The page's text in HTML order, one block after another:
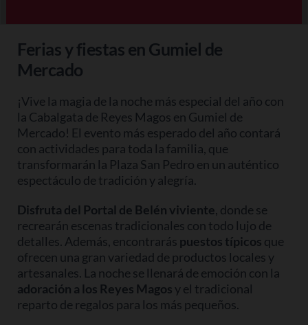
Ferias y fiestas en Gumiel de
Mercado
¡Vive la magia de la noche más especial del año con
la Cabalgata de Reyes Magos en Gumiel de
Mercado! El evento más esperado del año contará
con actividades para toda la familia, que
transformarán la Plaza San Pedro en un auténtico
espectáculo de tradición y alegría.
Disfruta del Portal de Belén viviente, donde se
recrearán escenas tradicionales con todo lujo de
detalles. Además, encontrarás puestos típicos que
ofrecen una gran variedad de productos locales y
artesanales. La noche se llenará de emoción con la
adoración a los Reyes Magos y el tradicional
reparto de regalos para los más pequeños.